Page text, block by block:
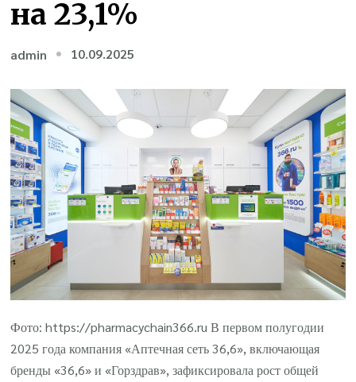
на 23,1%
admin 10.09.2025
Фото: https://pharmacychain366.ru В первом полугодии
2025 года компания «Аптечная сеть 36,6», включающая
бренды «36,6» и «Горздрав», зафиксировала рост общей